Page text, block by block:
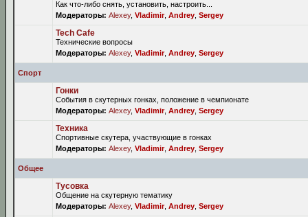
Как что-либо снять, установить, настроить...
Модераторы: Alexey, Vladimir, Andrey Sergey
Tech Cafe
Технические вопросы
Модераторы: Alexey, Vladimir, Andrey Sergey
Спорт
Гонки
События в скутерных гонках, положение в чемпионате
Модераторы: Alexey, Vladimir, Andrey Sergey
Техника
Спортивные скутера, участвующие в гонках
Модераторы: Alexey, Vladimir, Andrey Sergey
Общее
Тусовка
Общение на скутерную тематику
Модераторы: Alexey, Vladimir, Andrey Sergey